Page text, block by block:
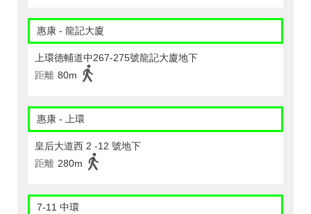
惠康 - 龍記大廈
上環德輔道中267-275號龍記大廈地下
距離 80m
惠康 - 上環
皇后大道西 2 -12 號地下
距離 280m
7-11 中環